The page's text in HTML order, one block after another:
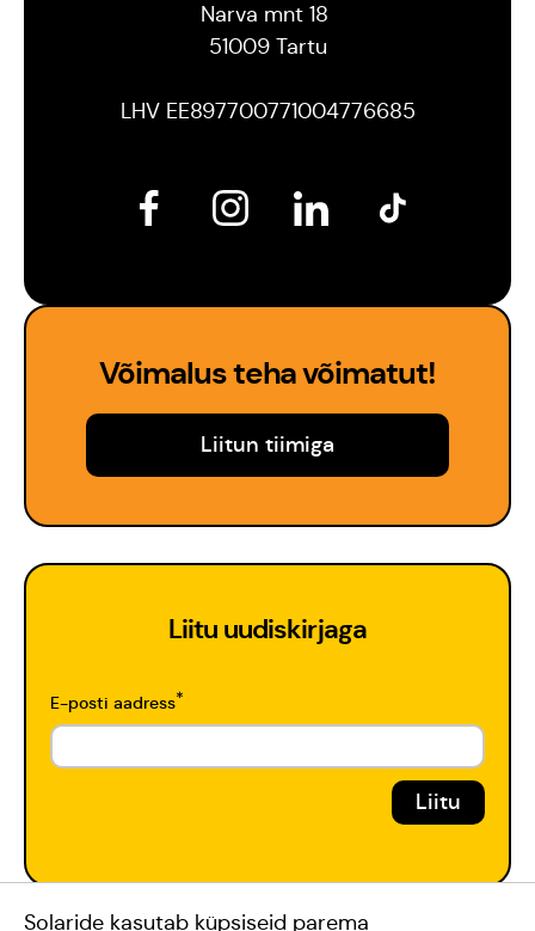
Toeta Meid
Narva mnt 18
51009 Tartu
LHV EE897700771004776685
Võimalus teha võimatut!
Liitun tiimiga
Liitu uudiskirjaga
E-posti aadress*
Solaride kasutab küpsiseid parema